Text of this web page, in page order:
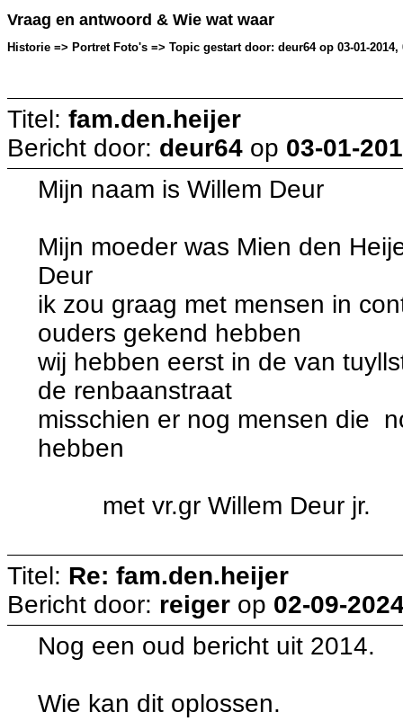
Vraag en antwoord & Wie wat waar
Historie => Portret Foto's => Topic gestart door: deur64 op 03-01-2014,
Titel: fam.den.heijer
Bericht door: deur64 op 03-01-
Mijn naam is Willem Deur
Mijn moeder was Mien den
Deur
ik zou graag met mensen in
ouders gekend hebben
wij hebben eerst in de van
de renbaanstraat
misschien er nog mensen die
hebben
met vr.gr Willem Deur jr.
Titel: Re: fam.den.heijer
Bericht door: reiger op 02-09-
Nog een oud bericht uit 2014.
Wie kan dit oplossen.